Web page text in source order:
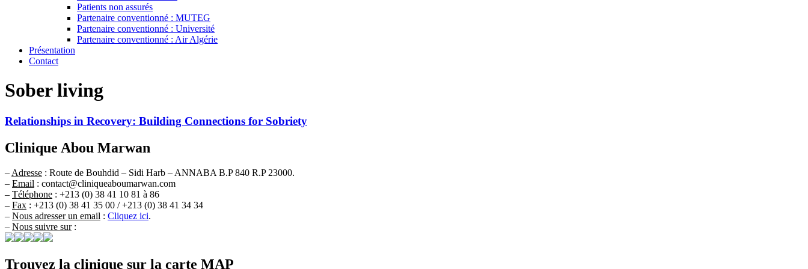
Patients non assurés
Partenaire conventionné : MUTEG
Partenaire conventionné : Université
Partenaire conventionné : Air Algérie
Présentation
Contact
Sober living
Relationships in Recovery: Building Connections for Sobriety
Clinique Abou Marwan
–Adresse : Route de Bouhdid – Sidi Harb – ANNABA B.P 840 R.P 23000.
– Email : contact@cliniqueaboumarwan.com
– Téléphone : +213 (0) 38 41 10 81 à 86
– Fax : +213 (0) 38 41 35 00 / +213 (0) 38 41 34 34
– Nous adresser un email : Cliquez ici.
– Nous suivre sur:
Trouvez la clinique sur la carte MAP